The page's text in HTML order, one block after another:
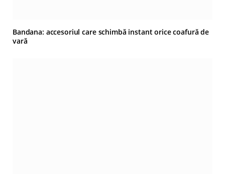
Bandana: accesoriul care schimbă instant orice coafură de
vară